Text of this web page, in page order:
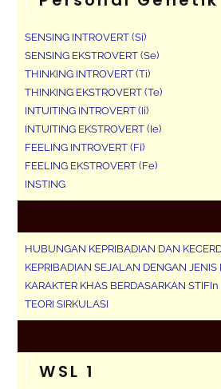
SENSING INTROVERT (Si)
SENSING EKSTROVERT (Se)
THINKING INTROVERT (Ti)
THINKING EKSTROVERT (Te)
INTUITING INTROVERT (Ii)
INTUITING EKSTROVERT (Ie)
FEELING INTROVERT (Fi)
FEELING EKSTROVERT (Fe)
INSTING
HUBUNGAN KEPRIBADIAN DAN
KEPRIBADIAN SEJALAN DENGAN JENIS
KARAKTER KHAS BERDASARKAN STIFIn
TEORI SIRKULASI
WSL 1